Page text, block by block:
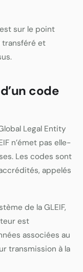
sur le point
transféré et
code
Legal Entity
n’émet pas elle-
Les codes sont
appelés
de la GLEIF,
est
associées au
transmission à la